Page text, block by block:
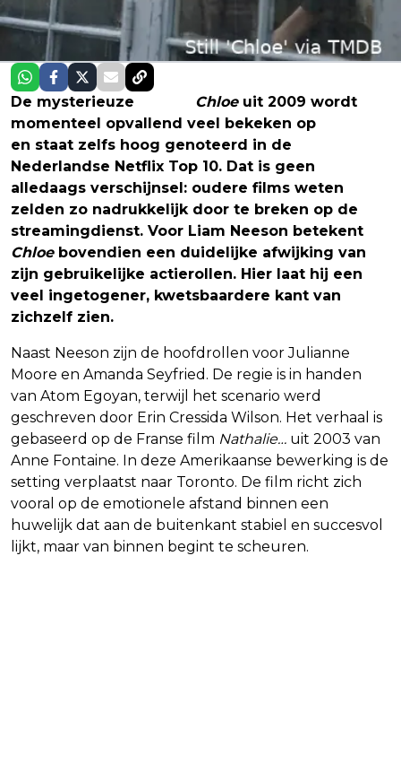
De mysterieuze Chloeuit 2009 wordt
momenteel opvallend veel bekeken op
en staat zelfs hoog genoteerd in de
Nederlandse Netflix Top 10. Dat is geen
alledaags verschijnsel: oudere films weten
zelden zo nadrukkelijk door te breken op de
streamingdienst. Voor Liam Neeson betekent
Chloebovendien een duidelijke afwijking van
zijn gebruikelijke actierollen. Hier laat hij een
veel ingetogener, kwetsbaardere kant van
zichzelf zien.
Naast Neeson zijn de hoofdrollen voor Julianne
Moore en Amanda Seyfried. De regie is in handen
van Atom Egoyan, terwijl het scenario werd
geschreven door Erin Cressida Wilson. Het verhaal is
gebaseerd op de Franse film Nathalie… uit 2003 van
Anne Fontaine. In deze Amerikaanse bewerking is de
setting verplaatst naar Toronto. De film richt zich
vooral op de emotionele afstand binnen een
huwelijk dat aan de buitenkant stabiel en succesvol
lijkt, maar van binnen begint te scheuren.